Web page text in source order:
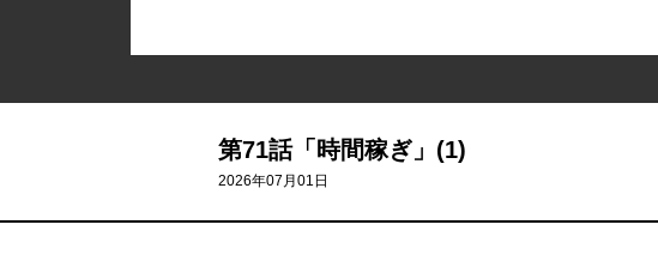
第71話「時間稼ぎ」(1)
2026年07月01日